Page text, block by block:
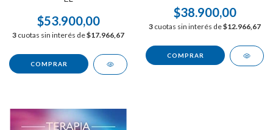
$53.900,00
3 cuotas sin interés de$17.966,67
$38.900,00
3 cuotas sin interés de$12.966,67